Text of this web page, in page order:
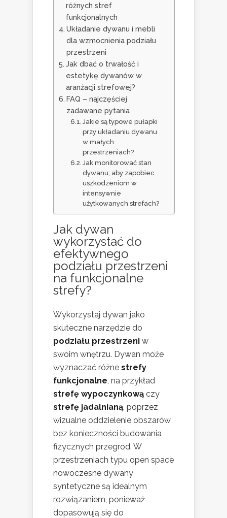
różnych stref
funkcjonalnych
Układanie dywanu i mebli
dla wzmocnienia podziału
przestrzeni
Jak dbać o trwałość i
estetykę dywanów w
aranżacji strefowej?
FAQ – najczęściej
zadawane pytania
Jakie są typowe pułapki
przy układaniu dywanu
w małych
przestrzeniach?
Jak monitorować stan
dywanu, aby zapobiec
uszkodzeniom w
intensywnie
użytkowanych strefach?
Jak dywan
wykorzystać do
efektywnego
podziału przestrzeni
na funkcjonalne
strefy?
Wykorzystaj dywan jako
skuteczne narzędzie do
podziału przestrzeni w
swoim wnętrzu. Dywan może
wyznaczać różne strefy
funkcjonalne, na przykład
strefę wypoczynkową czy
strefę jadalnianą, poprzez
wizualne oddzielenie obszarów
bez konieczności budowania
fizycznych przegrod. W
przestrzeniach typu open space
nowoczesne dywany
syntetyczne są idealnym
rozwiązaniem, ponieważ
dopasowują się do